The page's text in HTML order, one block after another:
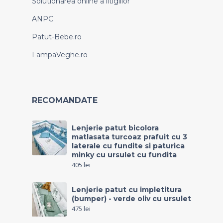
ANPC
Patut-Bebe.ro
LampaVeghe.ro
RECOMANDATE
Lenjerie patut bicolora
matlasata turcoaz prafuit cu 3
laterale cu fundite si paturica
minky cu ursulet cu fundita
405 lei
Lenjerie patut cu impletitura
(bumper) - verde oliv cu ursulet
475 lei